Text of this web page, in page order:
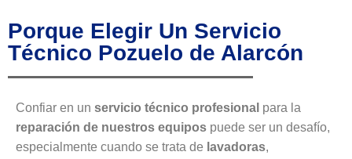
Porque Elegir Un Servicio
Técnico Pozuelo de Alarcón
Confiar en un servicio técnico profesional para la
reparación de nuestros equipos puede ser un desafío,
especialmente cuando se trata de lavadoras,